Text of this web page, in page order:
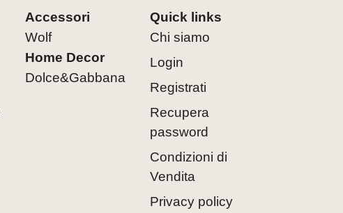
Accessori
Wolf
Home Decor
Dolce&Gabbana
Quick links
Chi siamo
Login
Registrati
Recupera
password
Condizioni di
Vendita
Privacy policy